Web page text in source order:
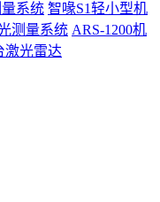
系统 智喙S1轻小型机
测量系统 ARS-1200机
激光雷达